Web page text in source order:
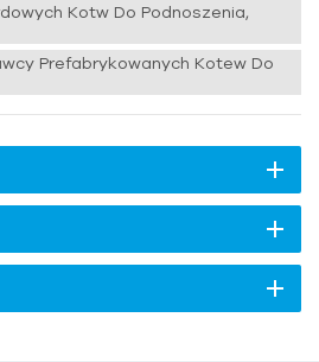
Kotw Do Podnoszenia,
Prefabrykowanych Kotew Do